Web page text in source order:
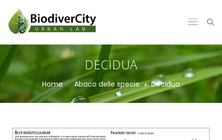
DECIDUA
Home Abaco delle specie Decidua